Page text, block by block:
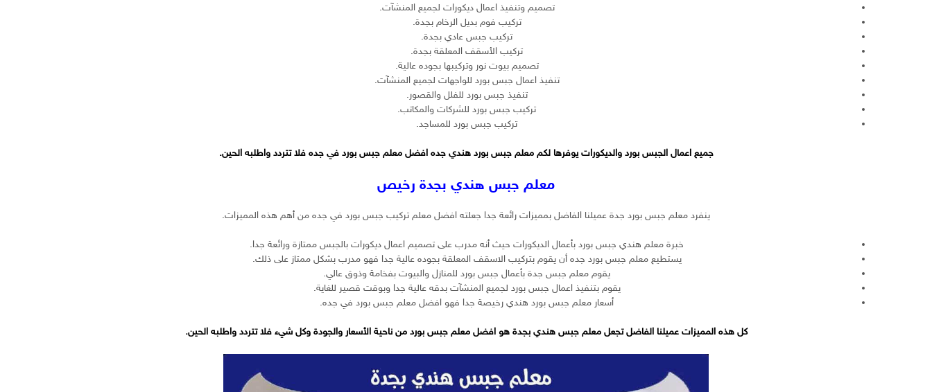
تصميم وتنفيذ اعمال ديكورات لجميع المنشآت.
تركيب فوم بديل الرخام بجدة.
تركيب جبس عادي بجدة.
تركيب الأسقف المعلقة بجدة.
تصميم بيوت نور وتركيبها بجوده عالية.
تنفيذ اعمال جبس بورد للواجهات لجميع المنشآت.
تنفيذ جبس بورد للفلل والقصور.
تركيب جبس بورد للشركات والمكاتب.
تركيب جبس بورد للمساجد.
جميع اعمال الجبس بورد والديكورات يوفرها لكم معلم جبس بورد هندي جده افضل معلم جبس بورد في جده فلا تتردد واطلبه الحين.
معلم جبس هندي بجدة رخيص
ينفرد معلم جبس بورد جدة عميلنا الفاضل بمميزات رائعة جدا جعلته افضل معلم تركيب جبس بورد في جده من أهم هذه المميزات.
خبرة معلم هندي جبس بورد بأعمال الديكورات حيث أنه مدرب على تصميم اعمال ديكورات بالجبس ممتازة ورائعة جدا.
يستطيع معلم جبس بورد جده أن يقوم بتركيب الاسقف المعلقة بجوده عالية جدا فهو مدرب بشكل ممتاز على ذلك.
يقوم معلم جبس جدة بأعمال جبس بورد للمنازل والبيوت بفخامة وذوق عالي.
يقوم بتنفيذ اعمال جبس بورد لجميع المنشآت بدقه عالية جدا وبوقت قصير للغاية.
أسعار معلم جبس بورد هندي رخيصة جدا فهو افضل معلم جبس بورد في جده.
كل هذه المميزات عميلنا الفاضل تجعل معلم جبس هندي بجدة هو افضل معلم جبس بورد من ناحية الأسعار والجودة وكل شيء فلا تتردد واطلبه الحين.